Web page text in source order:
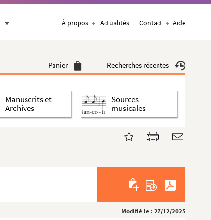
À propos Actualités Contact Aide
Panier Recherches récentes
Manuscrits et
Archives
Sources
musicales
Modifié le : 27/12/2025